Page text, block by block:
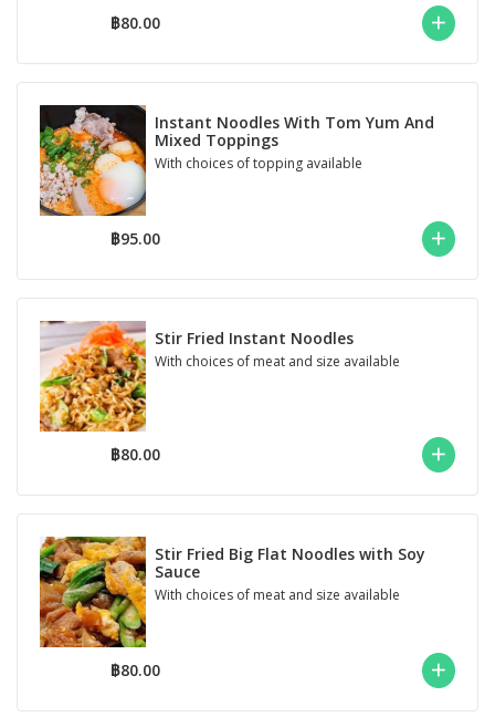
฿80.00
Instant Noodles With Tom Yum And
Mixed Toppings
With choices of topping available
฿95.00
Stir Fried Instant Noodles
With choices of meat and size available
฿80.00
Stir Fried Big Flat Noodles with Soy
Sauce
With choices of meat and size available
฿80.00